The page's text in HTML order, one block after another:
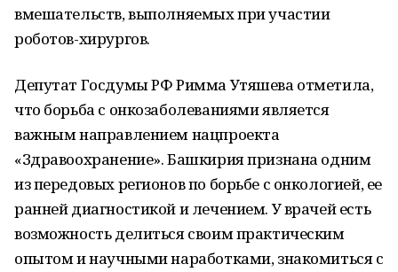
вмешательств, выполняемых при участии
роботов-хирургов.
Депутат Госдумы РФ Римма Утяшева отметила,
что борьба с онкозаболеваниями является
важным направлением нацпроекта
«Здравоохранение». Башкирия признана одним
из передовых регионов по борьбе с онкологией, ее
ранней диагностикой и лечением. У врачей есть
возможность делиться своим практическим
опытом и научными наработками, знакомиться с